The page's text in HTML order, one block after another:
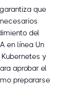
que
del
en línea Un
y
aprobar el
prepararse